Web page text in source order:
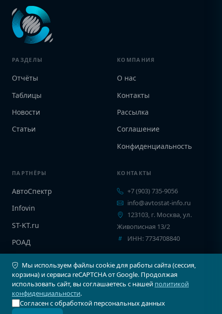
РАЗДЕЛЫ
Отчёты
Таблицы
Новости
Статьи
КОМПАНИЯ
О нас
Контакты
Рассылка
Соглашение
Конфиденциальность
ПАРТНЁРЫ
АвтоСпектр
Infovin
ST-KT.ru
РОАД
КОНТАКТЫ
+7 (903) 735-9056
info@avtostat-info.ru
123103, г. Москва, ул.
Живописная 13/2
ИНН: 7734708840
© 2026 Автостат Инфо. Все права защищены.
Мы используем файлы cookie для работы сайта (сессия,
корзина) и сервиса reCAPTCHA от Google. Продолжая
использовать сайт, вы соглашаетесь с нашей политикой
конфиденциальности.
Согласен с обработкой персональных данных